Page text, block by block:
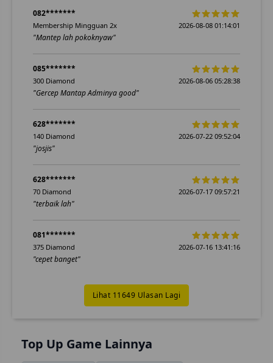
082*******
Membership Mingguan 2x 2026-08-08 01:14:01
"Mantep lah pokoknyaw"
085*******
300 Diamond 2026-08-06 05:28:38
"Gercep Mantap Adminya good"
628*******
140 Diamond 2026-07-22 09:52:04
"josjis"
628*******
70 Diamond 2026-07-17 09:57:21
"terbaik lah"
081*******
375 Diamond 2026-07-16 13:41:16
"cepet banget"
Lihat 11649 Ulasan Lagi
Top Up Game Lainnya